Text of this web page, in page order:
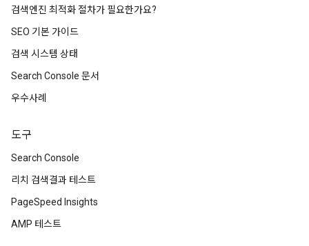
검색엔진 최적화 절차가 필요한가요?
SEO 기본 가이드
검색 시스템 상태
Search Console 문서
우수사례
도구
Search Console
리치 검색결과 테스트
PageSpeed Insights
AMP 테스트